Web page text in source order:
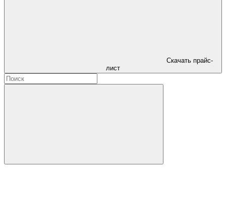
Скачать прайс-
лист